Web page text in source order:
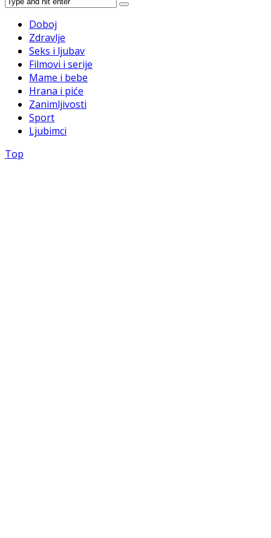
Doboj
Zdravlje
Seks i ljubav
Filmovi i serije
Mame i bebe
Hrana i piće
Zanimljivosti
Sport
Ljubimci
Top